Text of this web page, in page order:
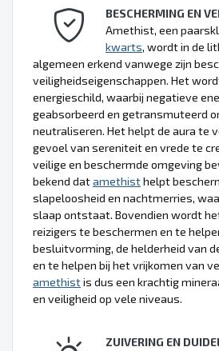
BESCHERMING EN
Amethist, een
kwarts, wordt in de
algemeen erkend vanwege zijn
veiligheidseigenschappen. Het
energieschild, waarbij negatieve
geabsorbeerd en getransmuteerd
neutraliseren. Het helpt de aura te
gevoel van sereniteit en vrede te
veilige en beschermde omgeving
bekend datamethisthelpt
slapeloosheid en nachtmerries,
slaap ontstaat. Bovendien wordt
reizigers te beschermen en te
besluitvorming, de helderheid van
en te helpen bij het vrijkomen van
amethistis dus een krachtig
en veiligheid op vele niveaus.
ZUIVERING EN